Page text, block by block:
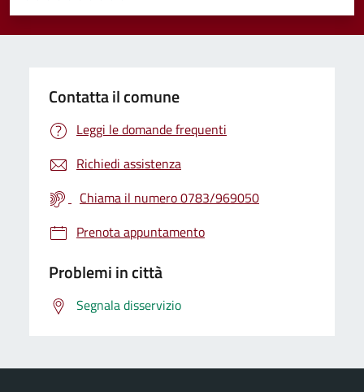
Valuta 5 stelle su 5
Valuta 4 stelle su 5
Valuta 3 stelle su 5
Valuta 2 stelle su 5
Valuta 1 stelle su 5
Contatta il comune
Leggi le domande frequenti
Richiedi assistenza
Chiama il numero 0783/969050
Prenota appuntamento
Problemi in città
Segnala disservizio